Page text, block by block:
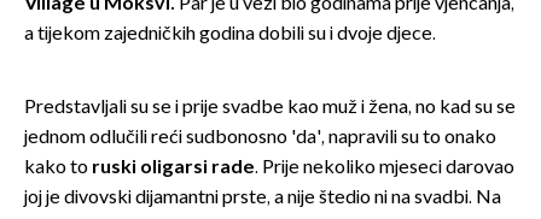
a tijekom zajedničkih godina dobili su i dvoje djece.
Predstavljali su se i prije svadbe kao muž i žena, no kad su se
jednom odlučili reći sudbonosno 'da', napravili su to onako
kako to ruski oligarsi rade. Prije nekoliko mjeseci darovao
joj je divovski dijamantni prste, a nije štedio ni na svadbi. Na